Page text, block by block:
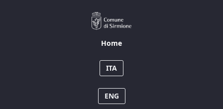
Home
ITA
ENG